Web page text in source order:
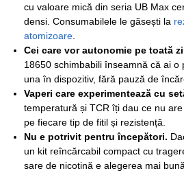
cu valoare mică din seria UB Max
densi. Consumabilele le găsești la
atomizoare
Cei care vor autonomie pe toată
18650 schimbabili înseamnă că ai
una în dispozitiv, fără pauză de
Vaperi care experimentează cu
temperatură și TCR îți dau ce nu
pe fiecare tip de fitil și rezistență.
Nu e potrivit pentru începători.
un kit reîncărcabil compact cu
sare de nicotină e alegerea mai